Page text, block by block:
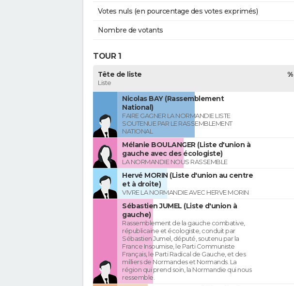
Votes nuls (en pourcentage des votes exprimés)
Nombre de votants
TOUR 1
Tête de liste
Liste
Nicolas BAY (Rassemblement
National)
FAIRE GAGNER LA NORMANDIE LISTE
SOUTENUE PAR LE RASSEMBLEMENT
NATIONAL
Mélanie BOULANGER (Liste d'union à
gauche avec des écologiste)
LA NORMANDIE NOUS RASSEMBLE
Hervé MORIN (Liste d'union au centre
et à droite)
VIVRE LA NORMANDIE AVEC HERVE MORIN
Sébastien JUMEL (Liste d'union à
gauche)
Rassemblement de la gauche combative,
républicaine et écologiste, conduit par
Sébastien Jumel, député, soutenu par la
France Insoumise, le Parti Communiste
Français, le Parti Radical de Gauche, et des
milliers de Normandes et Normands. La
région qui prend soin, la Normandie qui nous
ressemble.